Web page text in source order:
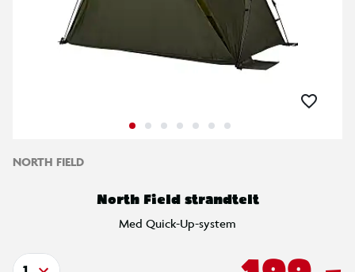
NORTH FIELD
North Field strandtelt
Med Quick-Up-system